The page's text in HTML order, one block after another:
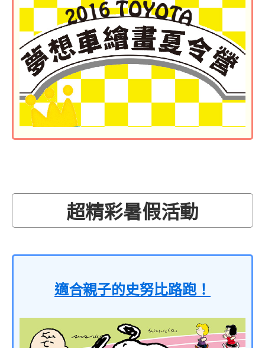
超精彩暑假活動
適合親子的史努比路跑！